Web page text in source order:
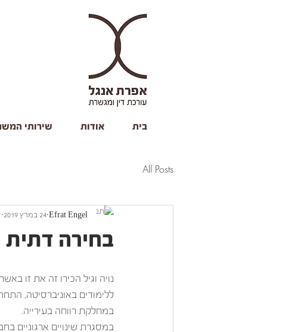
בית אודות שירותי
All Posts
בחירה דתית
Efrat Engel 24 במרץ 2019
נויה וגיל הכירו זה את זו
במחלקת רווחה בעירייה.
במסגרת שינויים ארגוניים